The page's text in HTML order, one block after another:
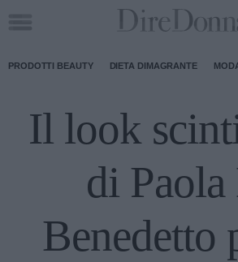
PRODOTTI BEAUTY DIETA DIMAGRANTE
Il look
di
Benedetto